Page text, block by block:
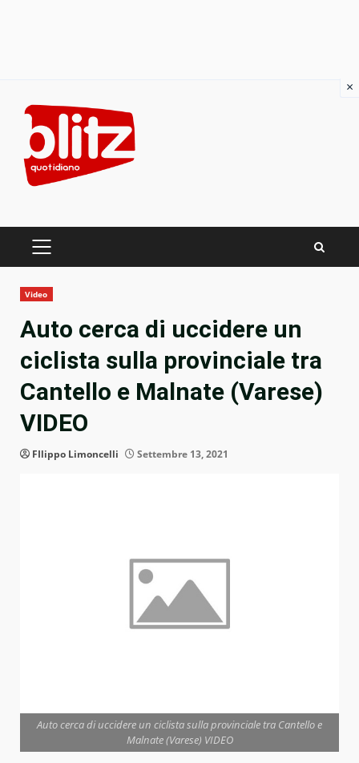
content
PRIMARY
Video
Auto cerca di uccidere un
ciclista sulla provinciale tra
Cantello e Malnate (Varese)
VIDEO
FIlippo Limoncelli Settembre 13, 2021
Auto cerca di uccidere un ciclista sulla provinciale tra Cantello e
Malnate (Varese) VIDEO
×